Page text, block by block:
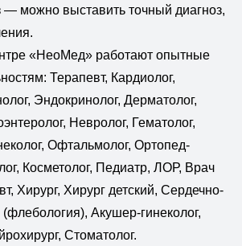
можно выставить точный диагноз,
«НеоМед» работают опытные
Терапевт, Кардиолог,
Эндокринолог, Дерматолог,
Невролог, Гематолог,
Офтальмолог, Ортопед-
Косметолог, Педиатр, ЛОР, Врач
Хирург, Хирург детский, Сердечно-
(флебология), Акушер-гинеколог,
Стоматолог.